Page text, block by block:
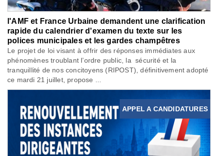
l'AMF et France Urbaine demandent une clarification
rapide du calendrier d'examen du texte sur les
polices municipales et les gardes champêtres
Le projet de loi visant à offrir des réponses immédiates aux
phénomènes troublant l’ordre public, la sécurité et la
tranquillité de nos concitoyens (RIPOST), définitivement adopté
ce mardi 21 juillet, propose ...
APPEL A CANDIDATURES